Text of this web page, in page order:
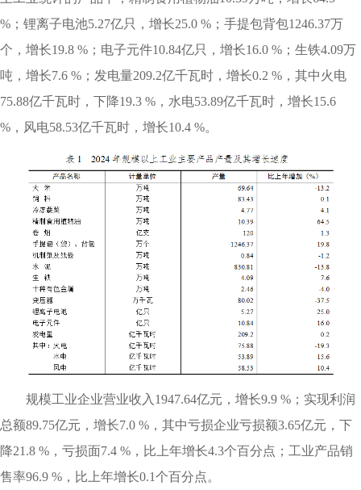
%；锂离子电池5.27亿只，增长25.0 %；手提包背包1246.37万
个，增长19.8 %；电子元件10.84亿只，增长16.0 %；生铁4.09万
吨，增长7.6 %；发电量209.2亿千瓦时，增长0.2 %，其中火电
75.88亿千瓦时，下降19.3 %，水电53.89亿千瓦时，增长15.6
%，风电58.53亿千瓦时，增长10.4 %。
规模工业企业营业收入1947.64亿元，增长9.9 %；实现利润
总额89.75亿元，增长7.0 %，其中亏损企业亏损额3.65亿元，下
降21.8 %，亏损面7.4 %，比上年增长4.3个百分点；工业产品销
售率96.9 %，比上年增长0.1个百分点。